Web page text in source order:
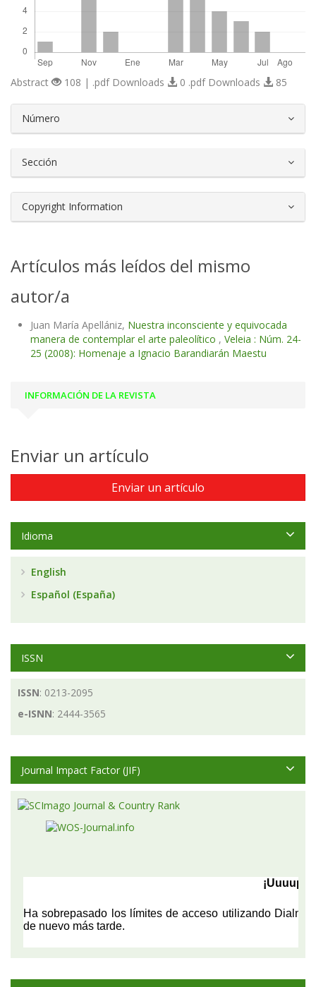
Abstract 108 | .pdf Downloads 0 .pdf Downloads 85
Número
Sección
Copyright Information
Artículos más leídos del mismo
autor/a
Juan María Apellániz, Nuestra inconsciente y equivocada
manera de contemplar el arte paleolítico , Veleia : Núm. 24-
25 (2008): Homenaje a Ignacio Barandiarán Maestu
INFORMACIÓN DE LA REVISTA
Enviar un artículo
Enviar un artículo
Idioma
English
Español (España)
ISSN
ISSN: 0213-2095
e-ISNN: 2444-3565
Journal Impact Factor (JIF)